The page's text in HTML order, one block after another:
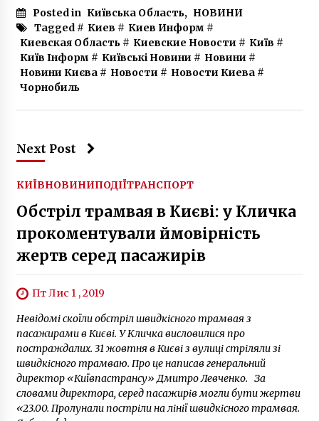
Posted in Київська Область, НОВИНИ
Tagged # Киев # Киев Информ #
Киевская Область# Киевские Новости # Київ #
Київ Інформ # Київські Новини # Новини #
Новини Києва# Новости # Новости Киева#
Чорнобиль
Next Post
КИЇВНОВИНИПОДІЇТРАНСПОРТ
Обстріл трамвая в Києві: у Кличка
прокоментували ймовірність
жертв серед пасажирів
Пт Лис 1 , 2019
Невідомі скоїли обстріл швидкісного трамвая з
пасажирами в Києві. У Кличка висловилися про
постраждалих. 31 жовтня в Києві з вулиці стріляли зі
швидкісного трамваю. Про це написав генеральний
директор «Київпастрансу» Дмитро Левченко. За
словами директора, серед пасажирів могли бути жертви
«23.00. Пролунали постріли на лінії швидкісного трамвая.